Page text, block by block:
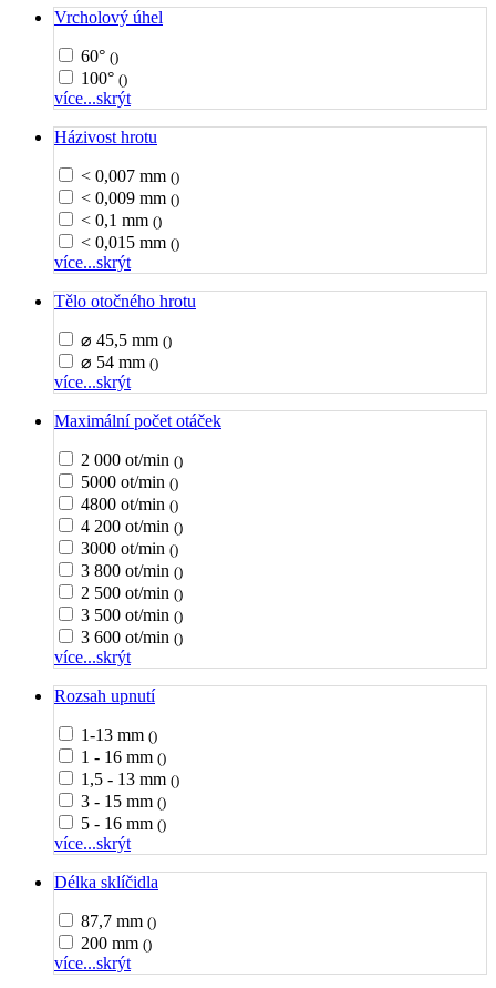
Vrcholový úhel
60° ()
100° ()
více...skrýt
Házivost hrotu
< 0,007 mm ()
< 0,009 mm ()
< 0,1 mm ()
< 0,015 mm ()
více...skrýt
Tělo otočného hrotu
⌀ 45,5 mm ()
⌀ 54 mm ()
více...skrýt
Maximální počet otáček
2 000 ot/min ()
5000 ot/min ()
4800 ot/min ()
4 200 ot/min ()
3000 ot/min ()
3 800 ot/min ()
2 500 ot/min ()
3 500 ot/min ()
3 600 ot/min ()
více...skrýt
Rozsah upnutí
1-13 mm ()
1 - 16 mm ()
1,5 - 13 mm ()
3 - 15 mm ()
5 - 16 mm ()
více...skrýt
Délka sklíčidla
87,7 mm ()
200 mm ()
více...skrýt